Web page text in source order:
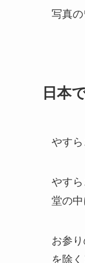
写真
日本
やす
やす
堂の
お参
を除く